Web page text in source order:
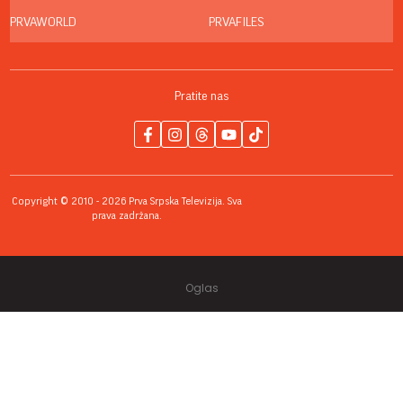
PRVAWORLD PRVAFILES
Pratite nas
Copyright © 2010 - 2026 Prva Srpska Televizija. Sva
prava zadržana.